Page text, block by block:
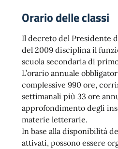
Orario delle classi
Il decreto del Presidente
del 2009 disciplina il
scuola secondaria di
L’orario annuale
complessive 990 ore,
settimanali più 33 ore
approfondimento degli
materie letterarie.
In base alla disponibilità
attivati, possono essere